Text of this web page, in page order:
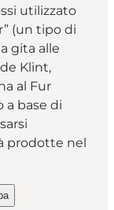
utilizzato
(un tipo di
gita alle
Klint,
al Fur
a base di
prodotte nel